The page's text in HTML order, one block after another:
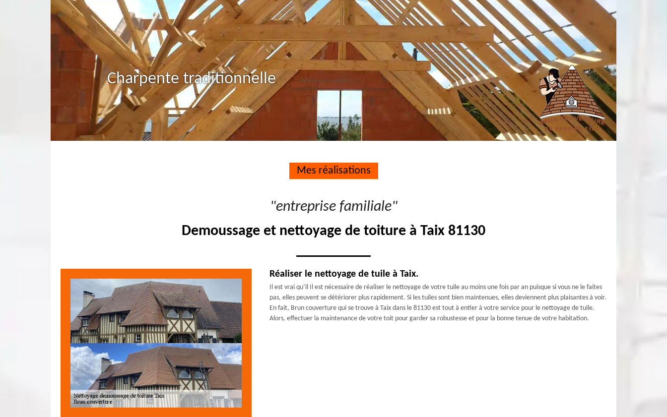
Charpente traditionnelle
Mes réalisations
"entreprise familiale"
Demoussage et nettoyage de toiture à Taix 81130
Réaliser le nettoyage de tuile à Taix.
Il est vrai qu’il Il est nécessaire de réaliser le nettoyage de votre tuile au moins une fois par an puisque si vous ne le faites
pas, elles peuvent se détériorer plus rapidement. Si les tuiles sont bien maintenues, elles deviennent plus plaisantes à voir.
En fait, Brun couverture qui se trouve à Taix dans le 81130 est tout à entier à votre service pour le nettoyage de tuile.
Alors, effectuer la maintenance de votre toit pour garder sa robustesse et pour la bonne tenue de votre habitation.